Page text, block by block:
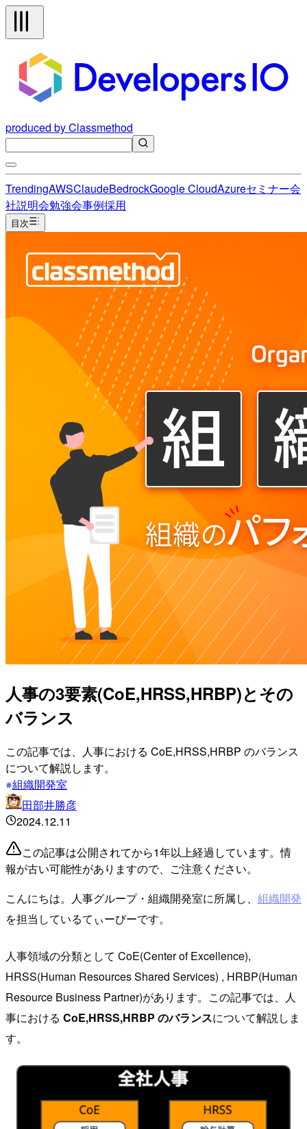
produced by Classmethod
TrendingAWSClaudeBedrockGoogle CloudAzureセミナー会
社説明会勉強会事例採用
目次
人事の3要素(CoE,HRSS,HRBP)とその
バランス
この記事では、人事における CoE,HRSS,HRBP のバランス
について解説します。
組織開発室
田部井勝彦
2024.12.11
この記事は公開されてから1年以上経過しています。情
報が古い可能性がありますので、ご注意ください。
こんにちは。人事グループ・組織開発室に所属し、 組織開発
を担当しているてぃーびーです。
人事領域の分類として CoE(Center of Excellence),
HRSS(Human Resources Shared Services) , HRBP(Human
Resource Business Partner)があります。この記事では、人
事における CoE,HRSS,HRBP のバランスについて解説しま
す。